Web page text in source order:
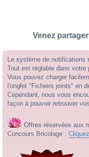
Venez
Le système de notifications
Tout est réglable dans votre
Vous pouvez charger
l'onglet "Fichiers joints" en
Cependant, nous vous
façon à pouvoir retrouver
Offres réservées aux
Concours Bricolage :